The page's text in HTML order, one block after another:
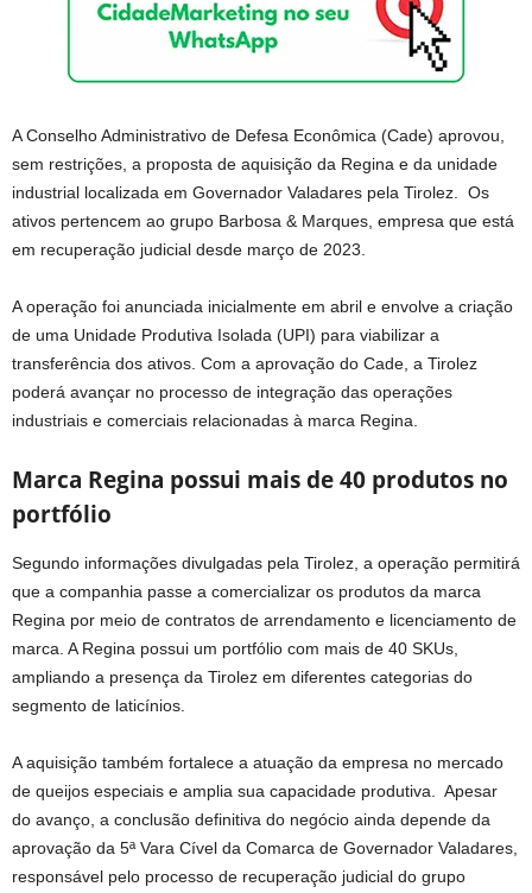
A Conselho Administrativo de Defesa Econômica (Cade) aprovou,
sem restrições, a proposta de aquisição da Regina e da unidade
industrial localizada em Governador Valadares pela Tirolez. Os
ativos pertencem ao grupo Barbosa & Marques, empresa que está
em recuperação judicial desde março de 2023.
A operação foi anunciada inicialmente em abril e envolve a criação
de uma Unidade Produtiva Isolada (UPI) para viabilizar a
transferência dos ativos. Com a aprovação do Cade, a Tirolez
poderá avançar no processo de integração das operações
industriais e comerciais relacionadas à marca Regina.
Marca Regina possui mais de 40 produtos no
portfólio
Segundo informações divulgadas pela Tirolez, a operação permitirá
que a companhia passe a comercializar os produtos da marca
Regina por meio de contratos de arrendamento e licenciamento de
marca. A Regina possui um portfólio com mais de 40 SKUs,
ampliando a presença da Tirolez em diferentes categorias do
segmento de laticínios.
A aquisição também fortalece a atuação da empresa no mercado
de queijos especiais e amplia sua capacidade produtiva. Apesar
do avanço, a conclusão definitiva do negócio ainda depende da
aprovação da 5ª Vara Cível da Comarca de Governador Valadares,
responsável pelo processo de recuperação judicial do grupo